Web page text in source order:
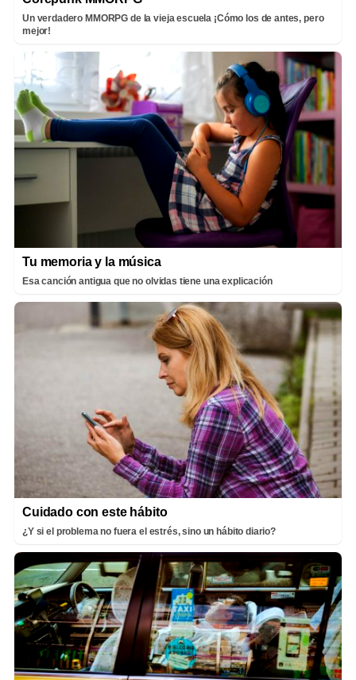
Un verdadero MMORPG de la vieja escuela ¡Cómo los de antes, pero
mejor!
Tu memoria y la música
Esa canción antigua que no olvidas tiene una explicación
Cuidado con este hábito
¿Y si el problema no fuera el estrés, sino un hábito diario?